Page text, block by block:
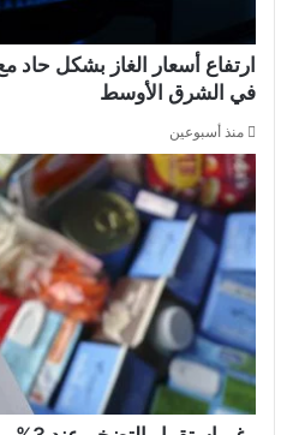
ارتفاع أسعار الغاز بشكل حاد
في الشرق الأوسط
منذ أسبوعين